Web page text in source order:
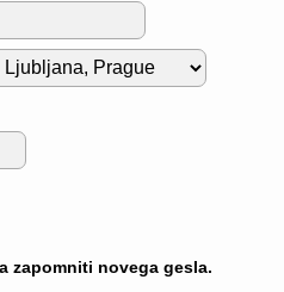
zapomniti novega gesla.